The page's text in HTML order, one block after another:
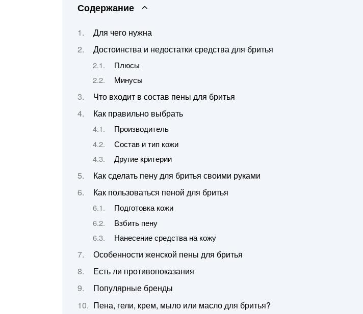
Содержание
Для чего нужна
Достоинства и недостатки средства для бритья
Плюсы
Минусы
Что входит в состав пены для бритья
Как правильно выбрать
Производитель
Состав и тип кожи
Другие критерии
Как сделать пену для бритья своими руками
Как пользоваться пеной для бритья
Подготовка кожи
Взбить пену
Нанесение средства на кожу
Особенности женской пены для бритья
Есть ли противопоказания
Популярные бренды
Пена, гели, крем, мыло или масло для бритья?